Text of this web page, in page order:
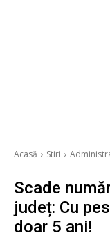
Acasă Stiri
Scade
județ: Cu
doar 5 ani!